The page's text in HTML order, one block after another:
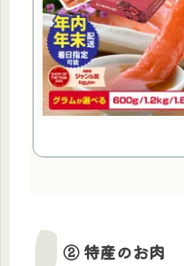
② 特産のお肉